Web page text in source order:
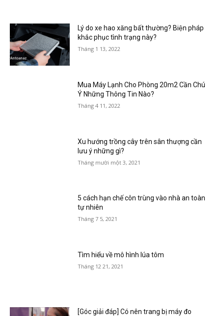
Lý do xe hao xăng bất thường? Biện pháp
khắc phục tình trạng này?
Tháng 1 13, 2022
Mua Máy Lạnh Cho Phòng 20m2 Cần Chú
Ý Những Thông Tin Nào?
Tháng 4 11, 2022
Xu hướng trồng cây trên sân thượng cần
lưu ý những gì?
Tháng mười một 3, 2021
5 cách hạn chế côn trùng vào nhà an toàn
tự nhiên
Tháng 7 5, 2021
Tìm hiểu về mô hình lúa tôm
Tháng 12 21, 2021
[Góc giải đáp] Có nên trang bị máy đo